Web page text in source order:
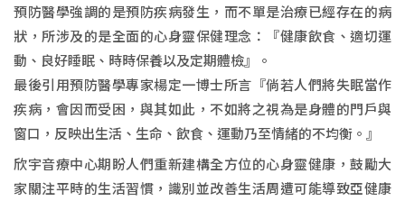
預防醫學強調的是預防疾病發生，而不單是治療已經存在的病
狀，所涉及的是全面的心身靈保健理念：『健康飲食、適切運
動、良好睡眠、時時保養以及定期體檢』。
最後引用預防醫學專家楊定一博士所言『倘若人們將失眠當作
疾病，會因而受困，與其如此，不如將之視為是身體的門戶與
窗口，反映出生活、生命、飲食、運動乃至情緒的不均衡。』
欣宇音療中心期盼人們重新建構全方位的心身靈健康，鼓勵大
家關注平時的生活習慣，識別並改善生活周遭可能導致亞健康